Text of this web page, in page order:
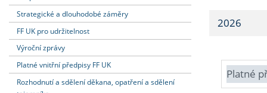
Fakultní
Strategické a dlouhodobé záměry
FF UK pro udržitelnost
Výroční zprávy
Platné vnitřní předpisy FF UK
Rozhodnutí a sdělení děkana, opatření a sdělení
2026
Platné